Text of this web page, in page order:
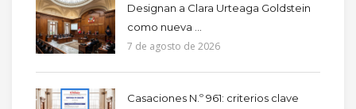
Designan a Clara Urteaga Goldstein
como nueva ...
7 de agosto de 2026
Casaciones N.º 961: criterios clave